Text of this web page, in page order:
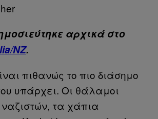
αρχικά στο
NZ.
πιθανώς το πιο διάσημο
υπάρχει. Οι θάλαμοι
τα χάπια